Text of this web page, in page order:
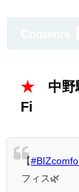
★中野
Fi
【
フィス🌿